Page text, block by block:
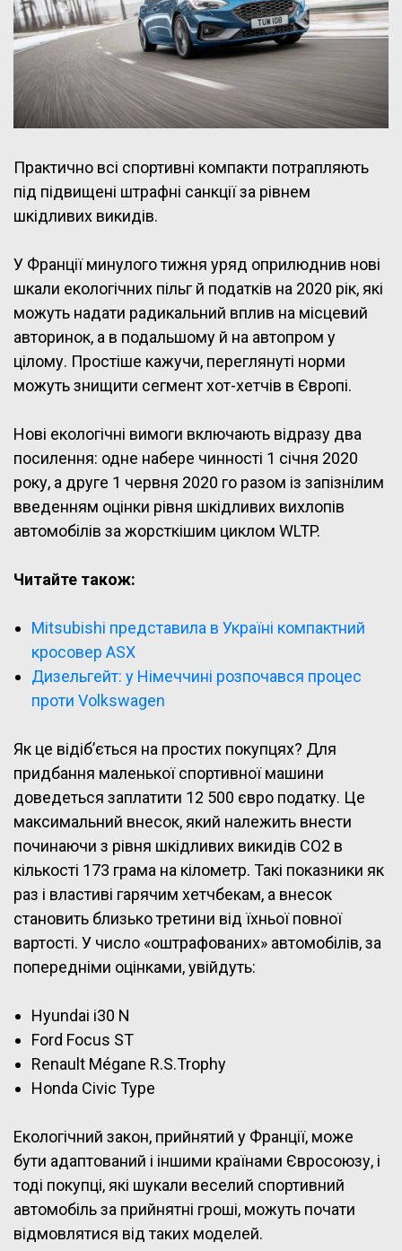
Практично всі спортивні компакти потрапляють
під підвищені штрафні санкції за рівнем
шкідливих викидів.
У Франції минулого тижня уряд оприлюднив нові
шкали екологічних пільг й податків на 2020 рік, які
можуть надати радикальний вплив на місцевий
авторинок, а в подальшому й на автопром у
цілому. Простіше кажучи, переглянуті норми
можуть знищити сегмент хот-хетчів в Європі.
Нові екологічні вимоги включають відразу два
посилення: одне набере чинності 1 січня 2020
року, а друге 1 червня 2020 го разом із запізнілим
введенням оцінки рівня шкідливих вихлопів
автомобілів за жорсткішим циклом WLTP.
Читайте також:
Mitsubishi представила в Україні компактний
кросовер ASX
Дизельгейт: у Німеччині розпочався процес
проти Volkswagen
Як це відіб’ється на простих покупцях? Для
придбання маленької спортивної машини
доведеться заплатити 12 500 євро податку. Це
максимальний внесок, який належить внести
починаючи з рівня шкідливих викидів СО2 в
кількості 173 грама на кілометр. Такі показники як
раз і властиві гарячим хетчбекам, а внесок
становить близько третини від їхньої повної
вартості. У число «оштрафованих» автомобілів, за
попередніми оцінками, увійдуть:
Hyundai i30 N
Ford Focus ST
Renault Mégane R.S.Trophy
Honda Civic Type
Екологічний закон, прийнятий у Франції, може
бути адаптований і іншими країнами Євросоюзу, і
тоді покупці, які шукали веселий спортивний
автомобіль за прийнятні гроші, можуть почати
відмовлятися від таких моделей.